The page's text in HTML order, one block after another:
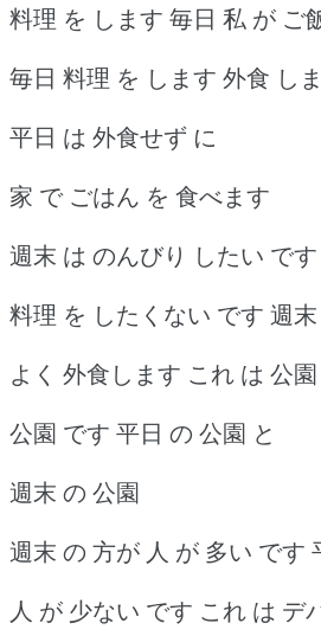
料理 を します 毎日 私 が ご
毎日 料理 を します 外食 し
平日 は 外食せず に
家 で ごはん を 食べます
週末 は のんびり したい です
料理 を したくない です 週
よく 外食します これ は 公
公園 です 平日 の 公園 と
週末 の 公園
週末 の 方が 人 が 多い です
人 が 少ない です これ は デ